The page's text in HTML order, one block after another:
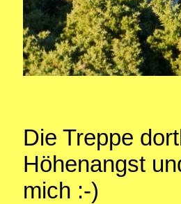
Die Treppe
Höhenangst
mich :-)